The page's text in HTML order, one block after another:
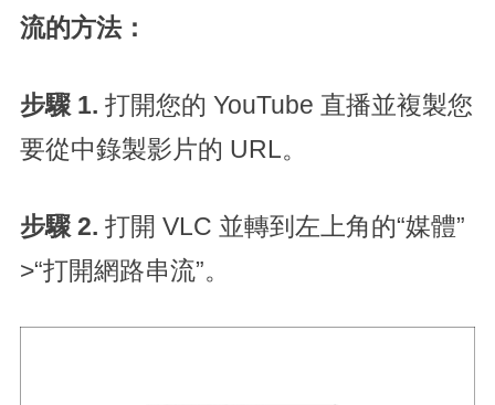
流的方法：
步驟 1. 打開您的 YouTube 直播並複製您
要從中錄製影片的 URL。
步驟 2. 打開 VLC 並轉到左上角的“媒體”
>“打開網路串流”。